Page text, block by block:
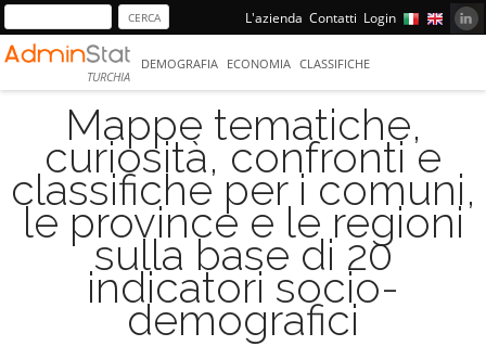
L'azienda Contatti Login
TURCHIA
DEMOGRAFIA ECONOMIA CLASSIFICHE
Mappe tematiche,
curiosità, confronti e
classifiche per i comuni,
le province e le regioni
sulla base di 20
indicatori socio-
demografici